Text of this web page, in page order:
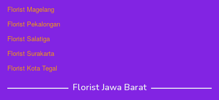
Florist Magelang
Florist Pekalongan
Florist Salatiga
Florist Surakarta
Florist Kota Tegal
Florist Jawa Barat